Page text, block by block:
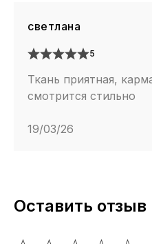
светлана
5
Ткань приятная,
смотрится стильно
19/03/26
Оставить отзыв